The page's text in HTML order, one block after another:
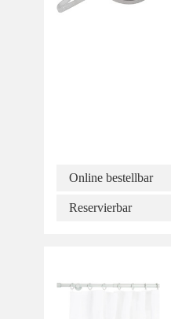
Online bestellbar
Reservierbar